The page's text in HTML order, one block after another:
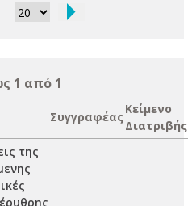
1 από 1
Συγγραφέας
Κείμενο
Διατριβής
της